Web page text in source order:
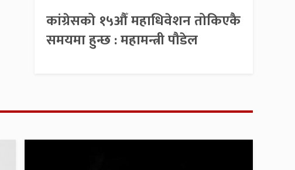
कांग्रेसको १५औँ महाधिवेशन तोकिएकै
समयमा हुन्छ : महामन्त्री पौडेल